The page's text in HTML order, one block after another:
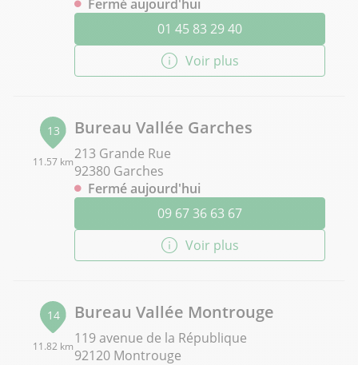
Fermé aujourd'hui
01 45 83 29 40
Voir plus
13
11.57 km
Bureau Vallée Garches
213 Grande Rue
92380 Garches
Fermé aujourd'hui
09 67 36 63 67
Voir plus
14
11.82 km
Bureau Vallée Montrouge
119 avenue de la République
92120 Montrouge